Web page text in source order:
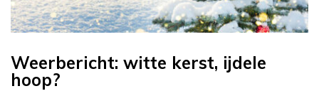
Weerbericht: witte kerst, ijdele
hoop?